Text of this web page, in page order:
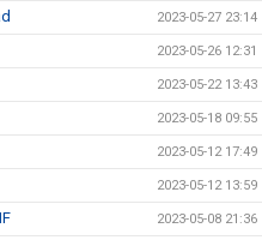
2023-05-27 23:14
2023-05-26 12:31
2023-05-22 13:43
2023-05-18 09:55
2023-05-12 17:49
2023-05-12 13:59
2023-05-08 21:36